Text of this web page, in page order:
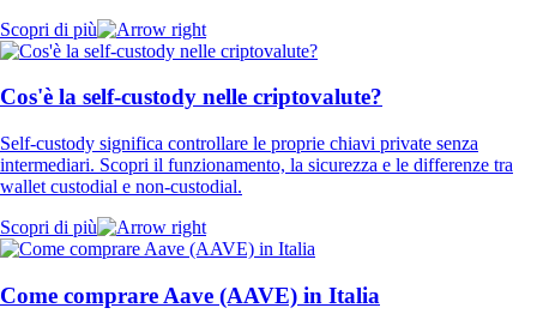
Scopri di più
Cos'è la self-custody nelle criptovalute?
Self-custody significa controllare le proprie chiavi private senza
intermediari. Scopri il funzionamento, la sicurezza e le differenze tra
wallet custodial e non-custodial.
Scopri di più
Come comprare Aave (AAVE) in Italia